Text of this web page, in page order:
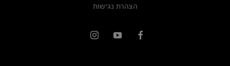
הצהרת נגישות